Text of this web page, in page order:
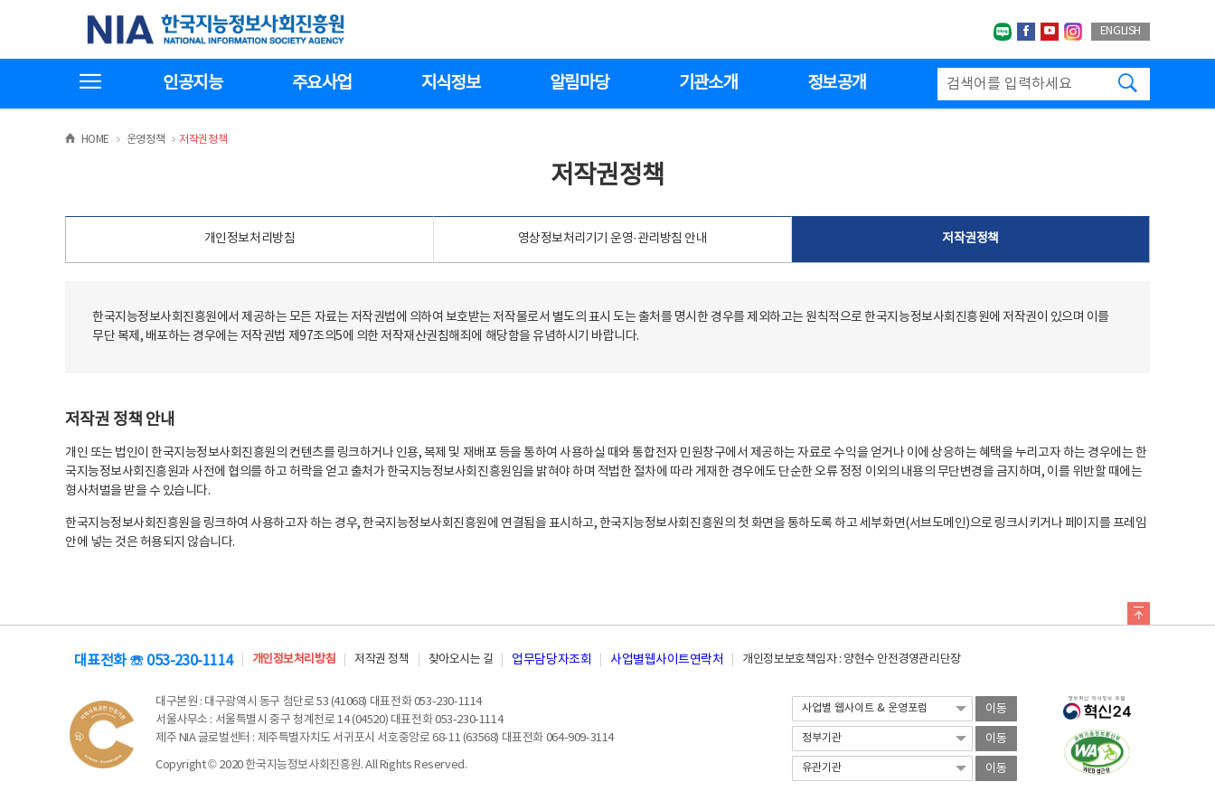
기
한국지능정보사회진흥원
네이버블로그
페이스북
유투브인스타그랩
ENGLISH
인공지능 주요사업 지식정보 알림마당 기관소개 정보공개
HOME >운영정책 >
저작권정책
저작권정책
개인정보처리방침 영상정보처리기기 운영·관리방침 안내 저작권정책
한국지능정보사회진흥원에서 제공하는 모든 자료는 저작권법에 의하여 보호받는 저작물로서 별도의 표시 도는 출처를 명시한 경우를 제외하고는 원칙적으로 한국지능정보사회진흥원에 저작권이 있으며 이를
무단 복제, 배포하는 경우에는 저작권법 제97조의5에 의한 저작재산권침해죄에 해당함을 유념하시기 바랍니다.
저작권 정책 안내
개인 또는 법인이 한국지능정보사회진흥원의 컨텐츠를 링크하거나 인용, 복제 및 재배포 등을 통하여 사용하실 때와 통합전자 민원창구에서 제공하는 자료로 수익을 얻거나 이에 상응하는 혜택을 누리고자 하는 경우에는 한
국지능정보사회진흥원과 사전에 협의를 하고 허락을 얻고 출처가 한국지능정보사회진흥원임을 밝혀야 하며 적법한 절차에 따라 게재한 경우에도 단순한 오류 정정 이외의 내용의 무단변경을 금지하며, 이를 위반할 때에는
형사처벌을 받을 수 있습니다.
한국지능정보사회진흥원을 링크하여 사용하고자 하는 경우, 한국지능정보사회진흥원에 연결됨을 표시하고, 한국지능정보사회진흥원의 첫 화면을 통하도록 하고 세부화면(서브도메인)으로 링크시키거나 페이지를 프레임
안에 넣는 것은 허용되지 않습니다.
대표전화 ☏ 053-230-1114 개인정보처리방침 저작권 정책 찾아오시는 길 업무담당자조회 사업별웹사이트연락처 개인정보보호책임자 : 양현수 안전경영관리단장
대구본원 : 대구광역시 동구 첨단로 53 (41068) 대표전화 053-230-1114
서울사무소 : 서울특별시 중구 청계천로 14 (04520) 대표전화 053-230-1114
제주 NIA 글로벌센터 : 제주특별자치도 서귀포시 서호중앙로 68-11 (63568) 대표전화 064-909-3114
Copyright © 2020 한국지능정보사회진흥원. All Rights Reserved.
이동
이동
이동